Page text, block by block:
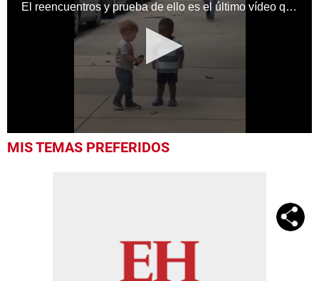
El reencuentros y prueba de ello es el último vídeo que se ha hecho viral en redes sociales. En él, vemos a dos niños
seconds
MIS TEMAS PREFERIDOS